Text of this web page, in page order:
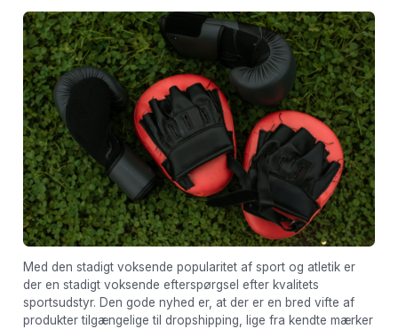
Med den stadigt voksende popularitet af sport og atletik er
der en stadigt voksende efterspørgsel efter kvalitets
sportsudstyr. Den gode nyhed er, at der er en bred vifte af
produkter tilgængelige til dropshipping, lige fra kendte mærker